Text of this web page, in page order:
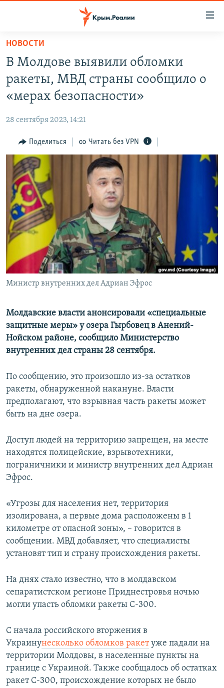
Вернуться
основному
содержанию
Вернутся
главной
навигации
Вернутся
поиску
СПЕЦПРОЕКТЫ
11 ЛЕТ ОККУПАЦИИ КРЫМА. 11 ИСТОРИЙ СОПРОТИВЛЕНИЯ
ВОДА
ЕЩЕ
ИНТЕРАКТИВ
ИНФОГРАФИКА
ТЕЛЕПРОЕКТ КРЫМ.РЕАЛИИ
СОВЕТЫ ПРАВОЗАЩИТНИКОВ
ПРОПАВШИЕ БЕЗ ВЕСТИ
ПОБЕДИТЕЛЕЙ НЕ СУДЯТ?
КРЫМ.НЕПОКОРЕННЫЙ
ELIFBE
УКРАИНСКАЯ ПРОБЛЕМА КРЫМА
РАДІО СВОБОДА
КАК ОБОЙТИ БЛОКИРОВКУ
Українською
Qırımtatar
ПРИСОЕДИНЯЙТЕСЬ!
НОВОСТИ
В Молдове выявили обломки
ракеты, МВД страны сообщило о
«мерах безопасности»
28 сентября 2023, 14:21
Поделиться Читать без VPN
Министр внутренних дел Адриан Эфрос
Молдавские власти анонсировали «специальные
защитные меры» у озера Гырбовец в Анений-
Нойском районе, сообщило Министерство
внутренних дел страны 28 сентября.
По сообщению, это произошло из-за остатков
ракеты, обнаруженной накануне. Власти
предполагают, что взрывная часть ракеты может
быть на дне озера.
Доступ людей на территорию запрещен, на месте
находятся полицейские, взрывотехники,
пограничники и министр внутренних дел Адриан
Эфрос.
«Угрозы для населения нет, территория
изолирована, а первые дома расположены в 1
километре от опасной зоны», – говорится в
сообщении. МВД добавляет, что специалисты
установят тип и страну происхождения ракеты.
На днях стало известно, что в молдавском
сепаратистском регионе Приднестровья ночью
могли упасть обломки ракеты С-300.
С начала российского вторжения в
Украинунесколько обломков ракетуже падали на
территории Молдовы, в населенные пункты на
границе с Украиной. Также сообщалось об остатках
ракет С-300, происхождение которых не было